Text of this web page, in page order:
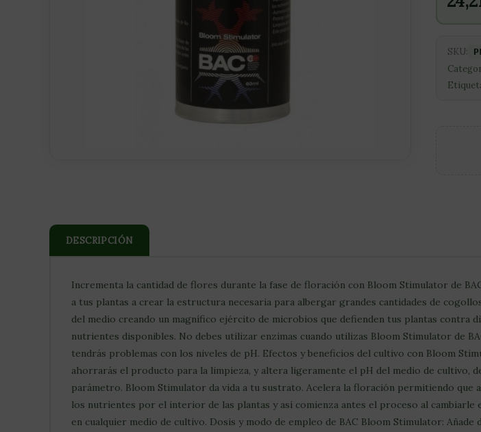
SKU:
DESCRIPCIÓN
Incrementa la cantidad de flores durante la fase de floración con Bloom Stimulator de
a tus plantas a crear la estructura necesaria para albergar grandes cantidades de
del medio creando un magnífico ejército de microbios que defienden tus plantas contra
nutrientes disponibles. No debes utilizar enzimas cuando utilizas Bloom Stimulator de
tendrás problemas con los niveles de pH. Efectos y beneficios del cultivo con Bloom
ahorrarás el producto para la limpieza, y altera ligeramente el pH del medio de cultivo,
parámetro. Bloom Stimulator da vida a tu sustrato. Acelera la floración permitiendo
los nutrientes por el interior de las plantas y así comienza antes el proceso al
en cualquier medio de cultivo. Dosis y modo de empleo de BAC Bloom Stimulator: